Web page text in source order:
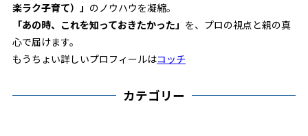
楽ラク子育て）」 のノウハウを凝縮。
「あの時、これを知っておきたかった」 を、プロの視点と親の真
心で届けます。
もうちょい詳しいプロフィールはコッチ
カテゴリー